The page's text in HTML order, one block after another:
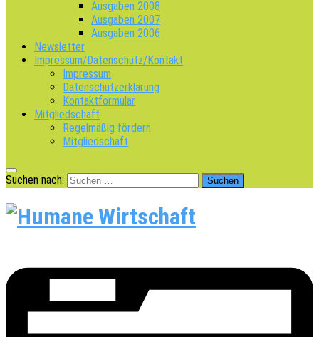
Ausgaben 2008
Ausgaben 2007
Ausgaben 2006
Newsletter
Impressum/Datenschutz/Kontakt
Impressum
Datenschutzerklärung
Kontaktformular
Mitgliedschaft
Regelmäßig fördern
Mitgliedschaft
Suchen nach: